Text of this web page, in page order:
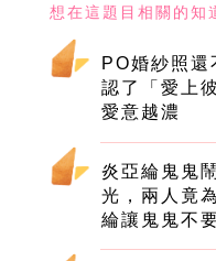
PO婚紗照還
認了「愛上
愛意越濃
炎亞綸鬼鬼
光，兩人竟
綸讓鬼鬼不